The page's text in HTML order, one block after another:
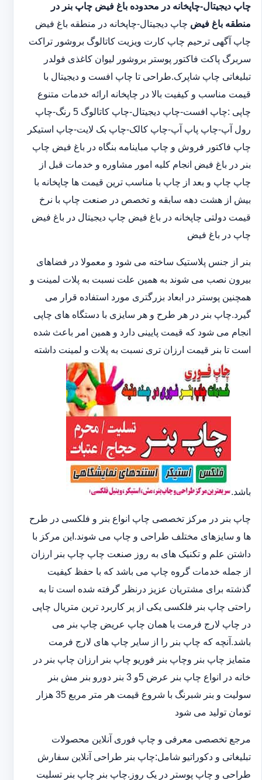
چاپ دیجیتال-چاپخانه در محدوده باغ فیض چاپ بنر در
منطقه باغ فیض چاپ دیجیتال-چاپخانه در منطقه باغ فیض
چاپ آگهی ترحیم چاپ کارت ویزیت کاتالوگ بروشور تراکت
سربرگ پاکت فاکتور پوستر بروشور لیوان کاغذی فولدر
تبلیغاتی چاپ شاپرک.طراحی تا چاپ افست و دیجیتال با
قیمت مناسب و کیفیت بالا در چاپخانه ارائه خدمات متنوع
چاپی :چاپ افست-چاپ دیجیتال-چاپ کاتالوگ 5 رنگ-چاپ
رول آپ-چاپ پاپ آپ-چاپ کالک-چاپ بک لایت-چاپ استیکر
چاپ فاکتور فروش و چاپ مباینامه بنگاه در باغ فیض چاپ
بنر در باغ فیض انجام کلیه امور مشاوره و خدمات قبل از
چاپ چاپ و بعد از چاپ با مناسب ترین قیمت ها چاپخانه با
بیش از هشت دهه سابقه و تخصص در صنعت چاپ با نرخ
قیمت دولتی چاپخانه در باغ فیض چاپ دیجیتال در باغ فیض
چاپ در باغ فیض
بنر از جنس پلاستیک ساخته می شود و معمولا در فضاهای
بیرون نصب می شوند به همین علت نسبت به پلات لمینت و
همچنین پوستر در ابعاد بزرگتری مورد استفاده قرار می
گیرد.چاپ بنر در هر طرح و هر سایزی با دستگاه های چاپی
انجام می شود که قیمت پایینی دارد و همین امر باعث شده
است تا بنر قیمت ارزان تری نسبت به پلات و لمینت داشته
باشد.
چاپ بنر در مرکز تخصصی چاپ انواع بنر و فلکسی در طرح
ها و سایزهای مختلف طراحی و چاپ می شوند.این مرکز با
داشتن علم و تکنیک های به روز صنعت چاپ چاپ بنر ارزان
از جمله خدمات گروه چاپ می باشد که با حفظ کیفیت
گذشته برای مشتریان عزیز درنظر گرفته شده است تا به
راحتی چاپ بنر فلکسی یکی از پر کاربرد ترین متریال چاپی
در چاپ لارج فرمت یا همان چاپ عریض چاپ بنر می
باشد.آنچه که چاپ بنر را از سایر چاپ های لارج فرمت
متمایز چاپ بنر وچاپ بنر فوریو چاپ بنر ارزان چاپ بنر در
خانه در انواع چاپ بنر عرض 5و 3 بنر دورو بنر مش بنر
سولیت و بنر شبرنگ با شروع قیمت هر متر مربع 35 هزار
تومان تولید می شود
مرجع تخصصی معرفی و چاپ فوری آنلاین محصولات
تبلیغاتی و دکوراتیو شامل:چاپ بنر طراحی آنلاین سفارش
طراحی و چاپ پوستر در یک روز.چاپ بنر چاپ بنر تسلیت